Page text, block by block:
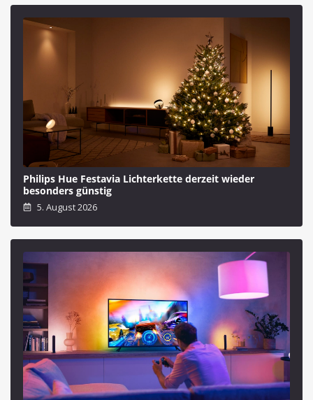
Philips Hue Festavia Lichterkette derzeit wieder
besonders günstig
5. August 2026